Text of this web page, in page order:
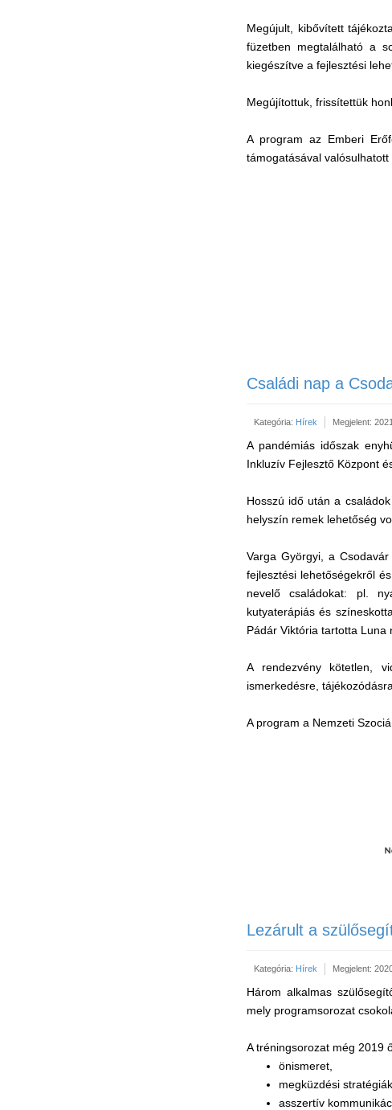
Megújult, kibővített
füzetben megtalálható a
kiegészítve a fejlesztési
Megújítottuk, frissítettük
A program az Emberi
támogatásával
Családi nap a
Kategória: Hírek Megjelent:
A pandémiás időszak
Inkluzív Fejlesztő Központ
Hosszú idő után a
helyszín remek lehetőség
Varga Györgyi, a
fejlesztési lehetőségekről
nevelő családokat: pl.
kutyaterápiás és
Pádár Viktória tartotta Luna
A rendezvény kötetlen,
ismerkedésre, tájékozódásra.
A program a Nemzeti
Lezárult a
Kategória: Hírek Megjelent:
Három alkalmas
mely programsorozat
A tréningsorozat még 2019
önismeret,
megküzdési stratégiák,
asszertív